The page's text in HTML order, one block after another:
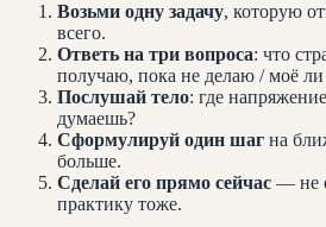
Возьми одну задачу, которую
всего.
Ответь на три вопроса: что
получаю, пока не делаю / моё ли
Послушай тело: где
думаешь?
Сформулируй один шаг на
больше.
Сделай его прямо сейчас — не
практику тоже.